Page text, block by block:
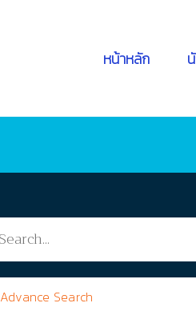
หน้าหลัก
Advance Search